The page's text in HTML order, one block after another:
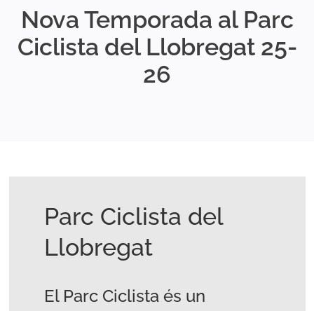
Nova Temporada al Parc
Ciclista del Llobregat 25-
26
Parc Ciclista del
Llobregat
El Parc Ciclista és un